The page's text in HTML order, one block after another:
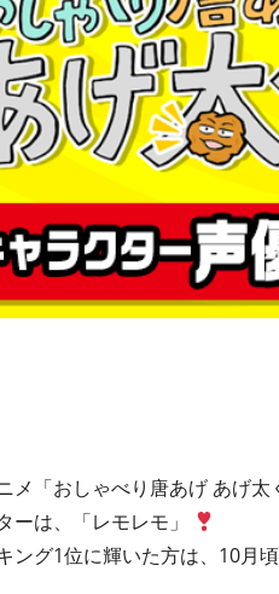
メ「おしゃべり唐あげ あげ
ーは、「レモレモ」
ング1位に輝いた方は、10月